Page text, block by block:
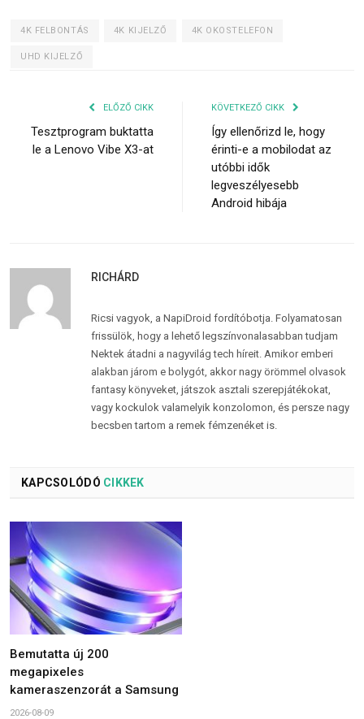
4K FELBONTÁS 4K KIJELZŐ 4K OKOSTELEFON
UHD KIJELZŐ
ELŐZŐ CIKK
Tesztprogram buktatta
le a Lenovo Vibe X3-at
KÖVETKEZŐ CIKK
Így ellenőrizd le, hogy
érinti-e a mobilodat az
utóbbi idők
legveszélyesebb
Android hibája
RICHÁRD
Ricsi vagyok, a NapiDroid fordítóbotja. Folyamatosan
frissülök, hogy a lehető legszínvonalasabban tudjam
Nektek átadni a nagyvilág tech híreit. Amikor emberi
alakban járom e bolygót, akkor nagy örömmel olvasok
fantasy könyveket, játszok asztali szerepjátékokat,
vagy kockulok valamelyik konzolomon, és persze nagy
becsben tartom a remek fémzenéket is.
KAPCSOLÓDÓ CIKKEK
Bemutatta új 200
megapixeles
kameraszenzorát a Samsung
2026-08-09